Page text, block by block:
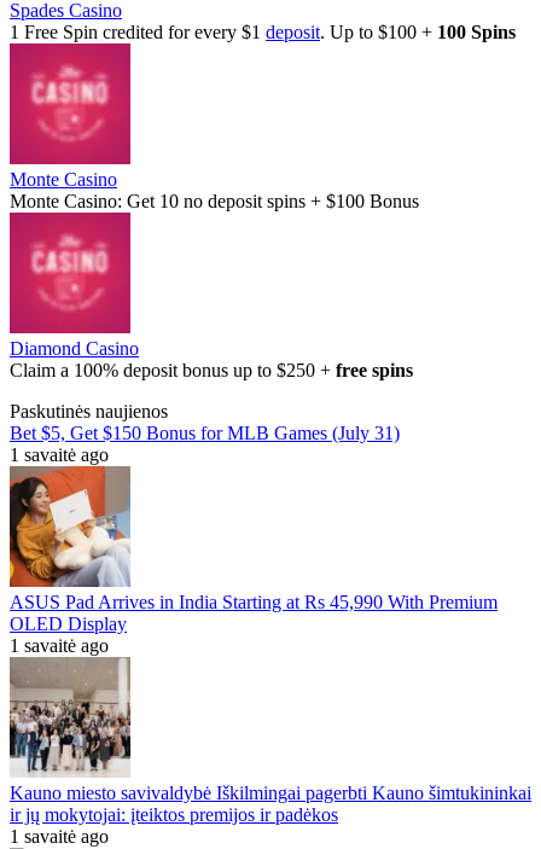
Spades Casino
1 Free Spin credited for every $1 deposit. Up to $100 + 100 Spins
Monte Casino
Monte Casino: Get 10 no deposit spins + $100 Bonus
Diamond Casino
Claim a 100% deposit bonus up to $250 + free spins
Paskutinės naujienos
Bet $5, Get $150 Bonus for MLB Games (July 31)
1 savaitė ago
ASUS Pad Arrives in India Starting at Rs 45,990 With Premium
OLED Display
1 savaitė ago
Kauno miesto savivaldybė Iškilmingai pagerbti Kauno šimtukininkai
ir jų mokytojai: įteiktos premijos ir padėkos
1 savaitė ago